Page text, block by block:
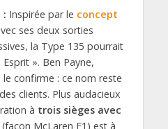
: Inspirée par le concept
ses deux sorties
la Type 135 pourrait
». Ben Payne,
confirme : ce nom reste
clients. Plus audacieux
à trois sièges avec
(façon McLaren F1) est à